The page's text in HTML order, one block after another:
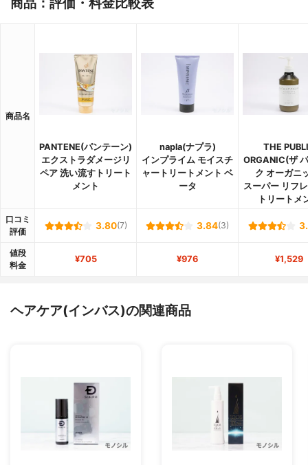
商品名
PANTENE(パンテーン)
エクストラダメージリ
ペア 洗い流すトリート
メント
napla(ナプラ)
インプライム モイスチ
ャートリートメント ベ
ータ
THE
ORGANIC(ザ
ク オーガニ
スーパー リフ
トリートメ
口コミ
評価
3.80(7) 3.84(3)
値段
料金
¥705 ¥976 ¥1,529
ヘアケア(インバス)の関連商品